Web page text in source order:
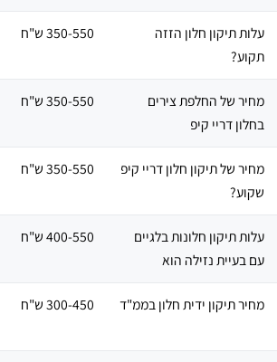
עלות תיקון חלון הזזה
תקוע?
350-550 ש"ח
מחיר של החלפת צירים
בחלון דריי קיפ
350-550 ש"ח
מחיר של תיקון חלון דריי קיפ
שקוע?
350-550 ש"ח
עלות תיקון חלונות בלגיים
עם בעיית נזילה הוא
400-550 ש"ח
מחיר תיקון ידית חלון בממ"ד 300-450 ש"ח